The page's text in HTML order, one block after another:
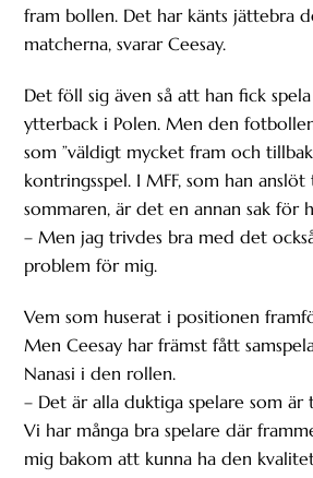
fram bollen. Det har känts jättebra
matcherna, svarar Ceesay.
Det föll sig även så att han fick
ytterback i Polen. Men den
som ”väldigt mycket fram och
kontringsspel. I MFF, som han
sommaren, är det en annan sak för
– Men jag trivdes bra med det
problem för mig.
Vem som huserat i positionen
Men Ceesay har främst fått
Nanasi i den rollen.
– Det är alla duktiga spelare som
Vi har många bra spelare där
mig bakom att kunna ha den